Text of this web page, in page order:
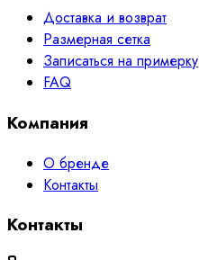
Доставка и возврат
Размерная сетка
Записаться на примерку
FAQ
Компания
О бренде
Контакты
Контакты